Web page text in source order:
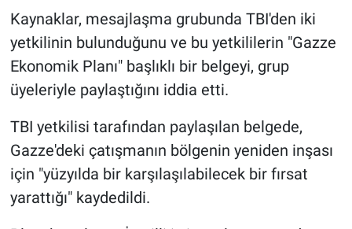
Kaynaklar, mesajlaşma grubunda TBI'den iki
yetkilinin bulunduğunu ve bu yetkililerin "Gazze
Ekonomik Planı" başlıklı bir belgeyi, grup
üyeleriyle paylaştığını iddia etti.
TBI yetkilisi tarafından paylaşılan belgede,
Gazze'deki çatışmanın bölgenin yeniden inşası
için "yüzyılda bir karşılaşılabilecek bir fırsat
yarattığı" kaydedildi.